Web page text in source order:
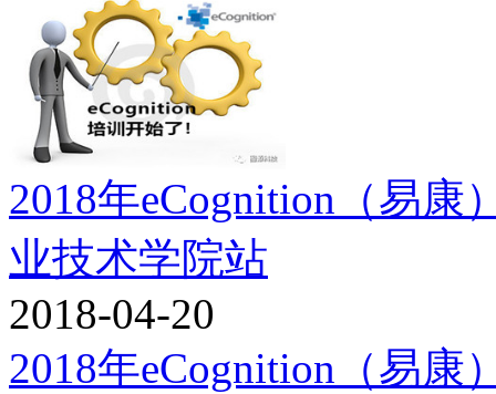
2018年eCognition（易
业技术学院站
2018-04-20
2018年eCognition（易